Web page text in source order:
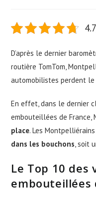
D’après le dernier
routière TomTom,
automobilistes perdent
En effet, dans le dernier
embouteillées de
place. Les
dans les bouchons, soit
Le Top 10 des
embouteillées